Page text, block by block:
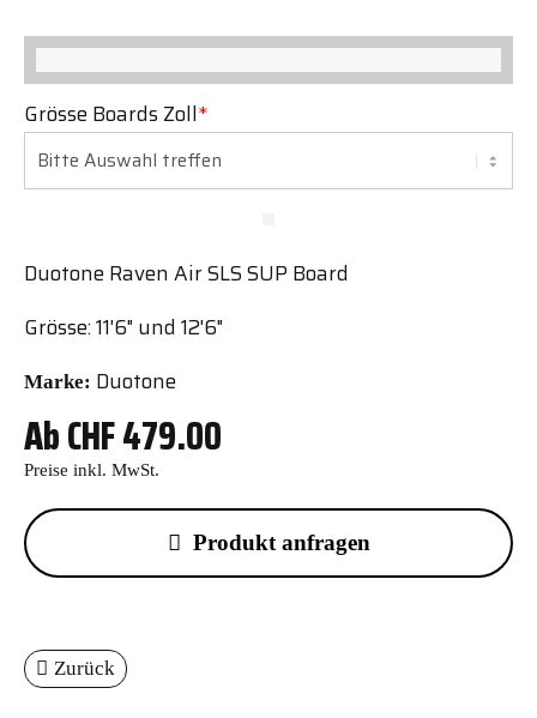
Grösse Boards Zoll*
Duotone Raven Air SLS SUP Board
Grösse: 11'6" und 12'6"
Marke: Duotone
AbCHF479.00
Preise inkl. MwSt.
Produkt anfragen
Zurück